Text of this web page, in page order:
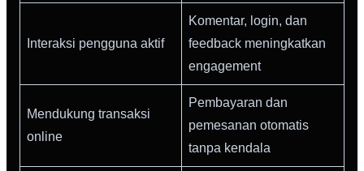
Interaksi pengguna aktif
Komentar, login, dan
feedback meningkatkan
engagement
Mendukung transaksi
online
Pembayaran dan
pemesanan otomatis
tanpa kendala